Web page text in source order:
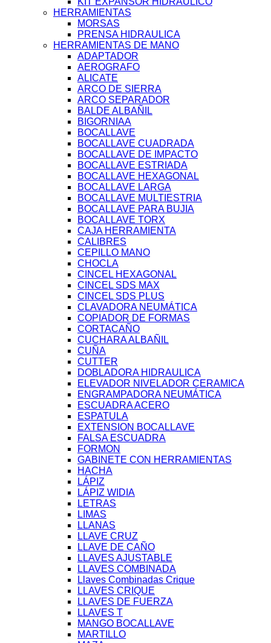
HERRAMIENTAS
MORSAS
PRENSA HIDRAULICA
HERRAMIENTAS DE MANO
ADAPTADOR
AEROGRAFO
ALICATE
ARCO DE SIERRA
ARCO SEPARADOR
BALDE ALBAÑIL
BIGORNIAA
BOCALLAVE
BOCALLAVE CUADRADA
BOCALLAVE DE IMPACTO
BOCALLAVE ESTRIADA
BOCALLAVE HEXAGONAL
BOCALLAVE LARGA
BOCALLAVE MULTIESTRIA
BOCALLAVE PARA BUJIA
BOCALLAVE TORX
CAJA HERRAMIENTA
CALIBRES
CEPILLO MANO
CHOCLA
CINCEL HEXAGONAL
CINCEL SDS MAX
CINCEL SDS PLUS
CLAVADORA NEUMÁTICA
COPIADOR DE FORMAS
CORTACAÑO
CUCHARA ALBAÑIL
CUÑA
CUTTER
DOBLADORA HIDRAULICA
ELEVADOR NIVELADOR CERAMICA
ENGRAMPADORA NEUMÁTICA
ESCUADRA ACERO
ESPATULA
EXTENSION BOCALLAVE
FALSA ESCUADRA
FORMON
GABINETE CON HERRAMIENTAS
HACHA
LÁPIZ
LÁPIZ WIDIA
LETRAS
LIMAS
LLANAS
LLAVE CRUZ
LLAVE DE CAÑO
LLAVES AJUSTABLE
LLAVES COMBINADA
Llaves Combinadas Crique
LLAVES CRIQUE
LLAVES DE FUERZA
LLAVES T
MANGO BOCALLAVE
MARTILLO